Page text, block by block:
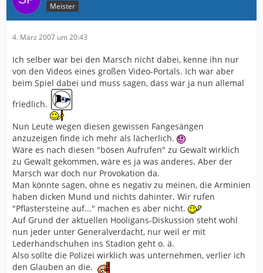
Meister
4. März 2007 um 20:43
Ich selber war bei den Marsch nicht dabei, kenne ihn nur
von den Videos eines großen Video-Portals. Ich war aber
beim Spiel dabei und muss sagen, dass war ja nun allemal
friedlich.
Nun Leute wegen diesen gewissen Fangesängen
anzuzeigen finde ich mehr als lächerlich.
Wäre es nach diesen "bösen Aufrufen" zu Gewalt wirklich
zu Gewalt gekommen, wäre es ja was anderes. Aber der
Marsch war doch nur Provokation da.
Man könnte sagen, ohne es negativ zu meinen, die Arminien
haben dicken Mund und nichts dahinter. Wir rufen
"Pflastersteine auf..." machen es aber nicht.
Auf Grund der aktuellen Hooligans-Diskussion steht wohl
nun jeder unter Generalverdacht, nur weil er mit
Lederhandschuhen ins Stadion geht o. ä.
Also sollte die Polizei wirklich was unternehmen, verlier ich
den Glauben an die.